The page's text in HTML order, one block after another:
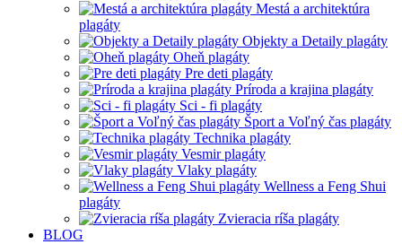
Mestá a architektúra
plagáty
Objekty a Detaily plagáty
Oheň plagáty
Pre deti plagáty
Príroda a krajina plagáty
Sci - fi plagáty
Šport a Voľný čas plagáty
Technika plagáty
Vesmir plagáty
Vlaky plagáty
Wellness a Feng Shui
plagáty
Zvieracia ríša plagáty
BLOG